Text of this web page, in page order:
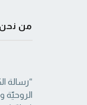
من نحن
“رسالة
الروحيّة